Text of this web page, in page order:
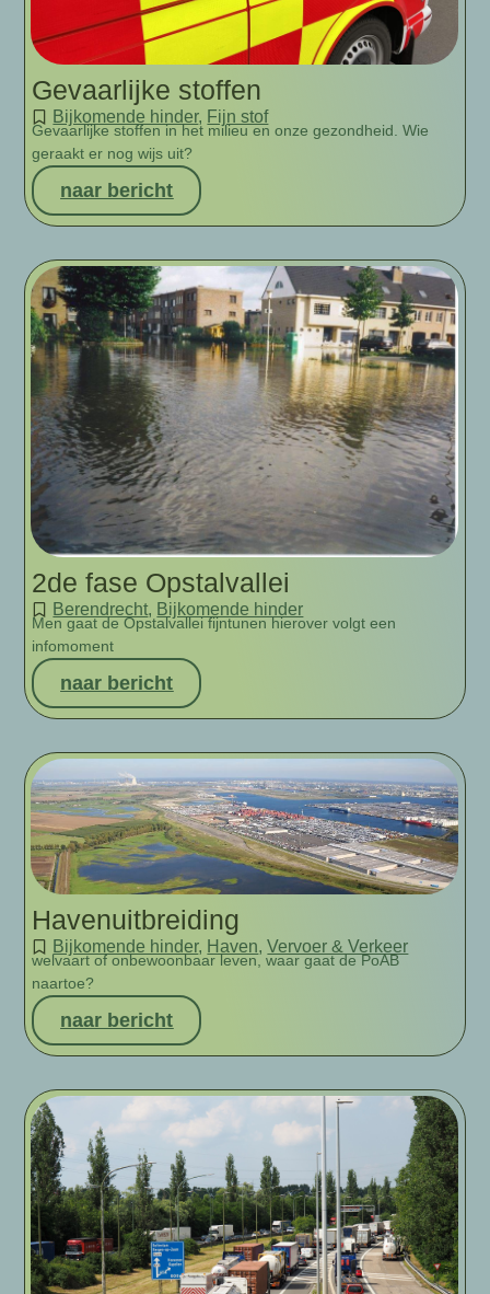
Gevaarlijke stoffen
Bijkomende hinder, Fijn stof
Gevaarlijke stoffen in het milieu en onze gezondheid. Wie
geraakt er nog wijs uit?
naar bericht
2de fase Opstalvallei
Berendrecht, Bijkomende hinder
Men gaat de Opstalvallei fijntunen hierover volgt een
infomoment
naar bericht
Havenuitbreiding
Bijkomende hinder, Haven,Vervoer & Verkeer
welvaart of onbewoonbaar leven, waar gaat de PoAB
naartoe?
naar bericht